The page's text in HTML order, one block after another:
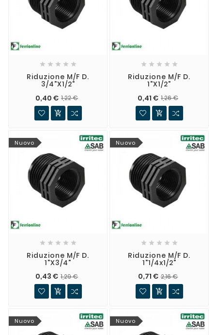
    
Riduzione M/F D.
3/4"x1/2"
0,40 € 1,22 €

    
Riduzione M/F D.
1"x1/2"
0,41 € 1,26 €

Nuovo
    
Riduzione M/F D.
1"x3/4"
0,43 € 1,29 €

Nuovo
    
Riduzione M/F D.
1"1/4x1/2"
0,71 € 2,16 €

Nuovo Nuovo